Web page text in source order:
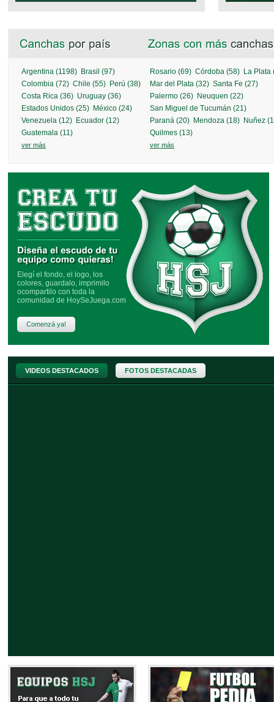
Argentina (1198) Brasil (97)
Colombia (72) Chile (55) Perú (38)
Costa Rica (36) Uruguay (36)
Estados Unidos (25) México (24)
Venezuela (12) Ecuador (12)
Guatemala (11)
ver más
Rosario (69) Córdoba (58) La Plata
Mar del Plata (32) Santa Fe (27)
Palermo (26) Neuquen (22)
San Miguel de Tucumán (21)
Paraná (20) Mendoza (18) Nuñez
Quilmes (13)
ver más
Elegí el fondo, el logo, los
colores, guardalo, imprimilo
ocompartilo con toda la
comunidad de HoySeJuega.com
Comenzá ya!
VIDEOS DESTACADOS FOTOS DESTACADAS